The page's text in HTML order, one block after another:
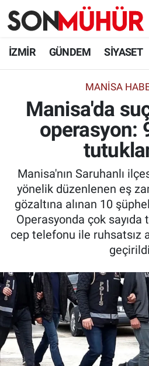
İZMİR GÜNDEM SİYASET
MANİSA
Manisa'da
operasyon:
Manisa'nın Saruhanlı
yönelik düzenlenen eş
gözaltına alınan 10
Operasyonda çok
cep telefonu ile ruhsatsız
İzmir Nöbetçi Eczaneler
İzmir Namaz Vakitleri
İzmir Trafik Yoğunluk
Tüm Manşetler
Son Dakika Haberleri